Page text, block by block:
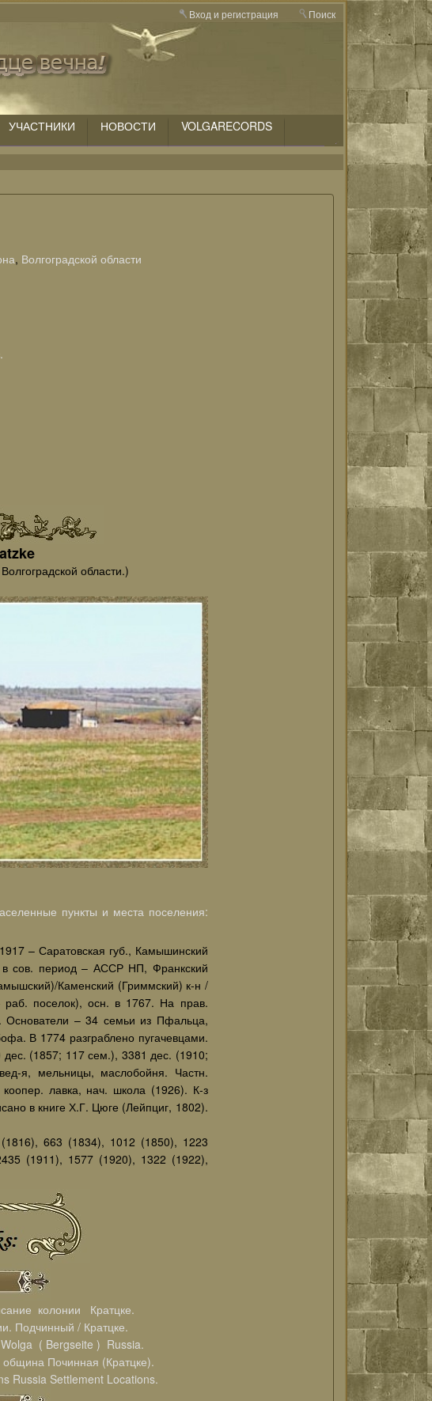
Вход и регистрация Поиск
УЧАСТНИКИ НОВОСТИ VOLGARECORDS
, Волгоградской области
области.)
пункты и места поселения:
– Саратовская губ., Камышинский
в сов. период – АССР НП, Франкский
Каменский (Гриммский) к-н /
поселок), осн. в 1767. На прав.
– 34 семьи из Пфальца,
В 1774 разграблено пугачевцами.
(1857; 117 сем.), 3381 дес. (1910;
я, мельницы, маслобойня. Частн.
лавка, нач. школа (1926). К-з
в книге Х.Г. Цюге (Лейпциг, 1802).
663 (1834), 1012 (1850), 1223
(1911), 1577 (1920), 1322 (1922),
колонии Кратцке.
Подчинный / Кратцке.
( Bergseite ) Russia.
Починная (Кратцке).
Russia Settlement Locations.